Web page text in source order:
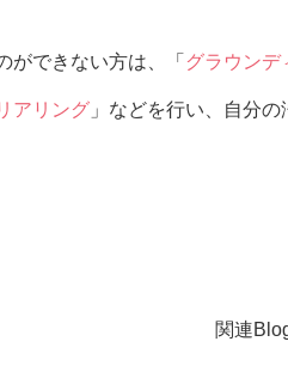
ができない方は、「 グラウンデ
アリング 」などを行い、自分
関連